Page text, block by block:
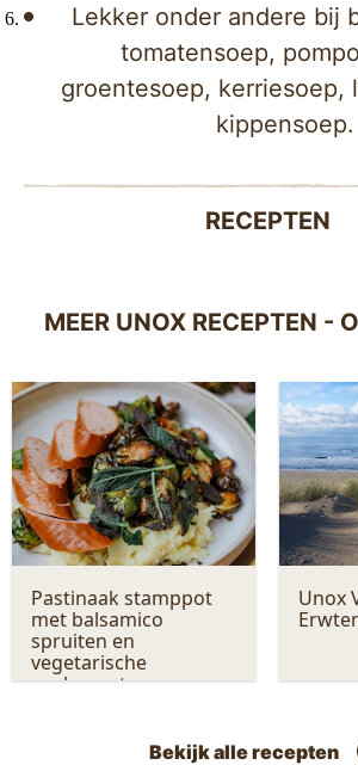
Lekker onder andere bij
tomatensoep,
groentesoep, kerriesoep,
kippensoep.
RECEPTEN
MEER UNOX RECEPTEN -
Pastinaak stamppot
met balsamico
spruiten en
vegetarische
rookworst
Unox
Bekijk alle recepten